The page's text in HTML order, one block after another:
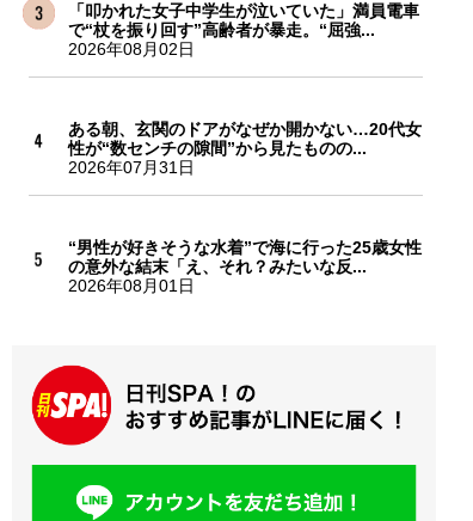
「叩かれた女子中学生が泣いていた」満員電車
で“杖を振り回す”高齢者が暴走。“屈強...
2026年08月02日
ある朝、玄関のドアがなぜか開かない…20代女
性が“数センチの隙間”から見たものの...
2026年07月31日
“男性が好きそうな水着”で海に行った25歳女性
の意外な結末「え、それ？みたいな反...
2026年08月01日